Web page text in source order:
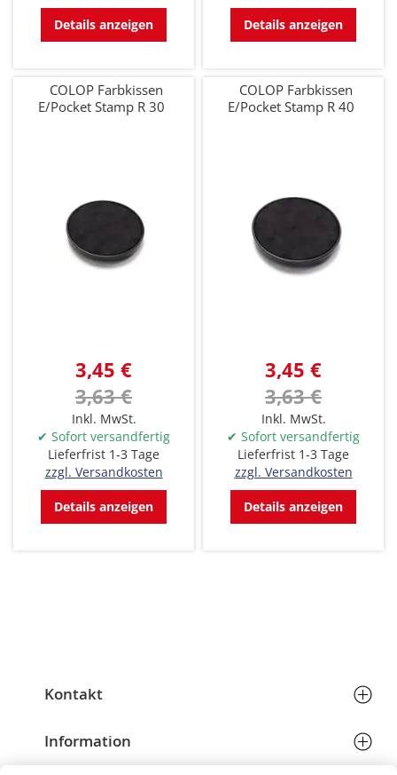
Details anzeigen Details anzeigen
COLOP Farbkissen
E/Pocket Stamp R 30
3,45 €
3,63 €
Inkl. MwSt.
✔ Sofort versandfertig
Lieferfrist 1-3 Tage
zzgl. Versandkosten
Details anzeigen
COLOP Farbkissen
E/Pocket Stamp R 40
3,45 €
3,63 €
Inkl. MwSt.
✔ Sofort versandfertig
Lieferfrist 1-3 Tage
zzgl. Versandkosten
Details anzeigen
Kontakt
Eichenstraße 6
Email: grafik@schoeffmann.at
Information